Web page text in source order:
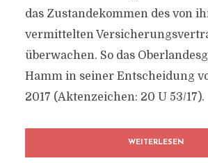
das Zustandekommen des von
vermittelten
überwachen. So das
Hamm in seiner Entscheidung
2017 (Aktenzeichen: 20 U 53/17).
WEITERLESEN